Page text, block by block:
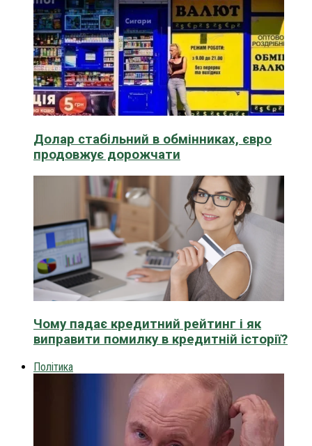
Долар стабільний в обмінниках, євро
продовжує дорожчати
Чому падає кредитний рейтинг і як
виправити помилку в кредитній історії?
Політика